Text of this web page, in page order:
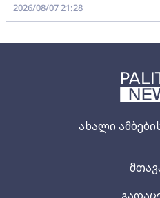
ახალი
2026/08/07 21:28